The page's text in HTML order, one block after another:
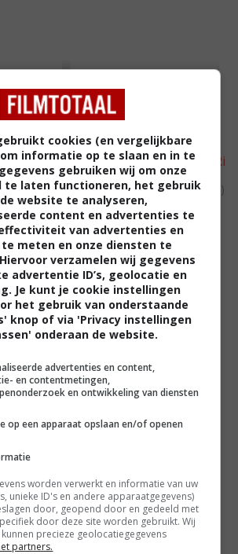
(1955)
6,5
The Bridges at Toko-Ri (1954)
cookies (en vergelijkbare
informatie op te slaan en in te
gebruiken wij om onze
te laten functioneren, het gebruik
website te analyseren,
content en advertenties te
van advertenties en
meten en onze diensten te
verzamelen wij gegevens
advertentie ID’s, geolocatie en
Je kunt je cookie instellingen
het gebruik van onderstaande
knop of via 'Privacy instellingen
onderaan de website.
advertenties en content,
en contentmetingen,
en ontwikkeling van diensten
op een apparaat opslaan en/of openen
worden verwerkt en informatie van uw
unieke ID's en andere apparaatgegevens)
door, geopend door en gedeeld met
door deze site worden gebruikt. Wij
precieze geolocatiegegevens
partners.